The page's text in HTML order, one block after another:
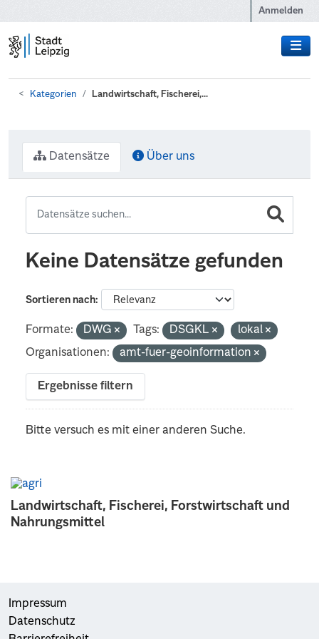
Anmelden
Kategorien Landwirtschaft, Fischerei,...
Landwirtschaft, Fischerei, Forstwirtschaft und
Nahrungsmittel
Datensätze Über uns
Keine Datensätze gefunden
Sortieren nach
Formate: DWG Tags: DSGKL
lokal
Organisationen:
amt-fuer-geoinformation
Ergebnisse filtern
Bitte versuch es mit einer anderen Suche.
Impressum
Datenschutz